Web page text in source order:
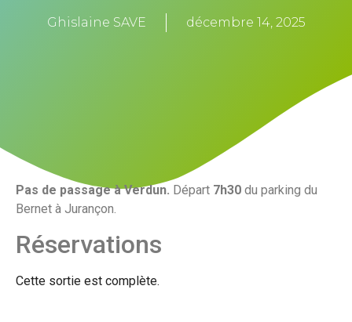
Ghislaine SAVE décembre 14, 2025
Pas de passage à Verdun. Départ 7h30 du parking du
Bernet à Jurançon.
Réservations
Cette sortie est complète.